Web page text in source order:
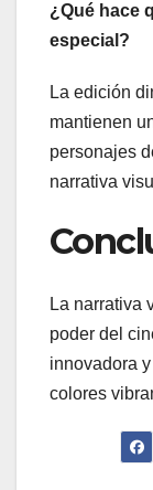
¿Qué hace
especial?
La edición
mantienen
personajes
narrativa
La narrativa
poder del
innovadora
colores